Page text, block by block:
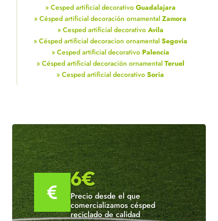
» Cesped artificial decorativo Guadalajara
» Césped artificial decoración ornamentalZamora
» Cesped artificial decorativo Avila
» Césped artificial decoracion ornamental Segovia
» Cesped artificial decorativo Palencia
» Césped artificial decoración ornamental Teruel
» Cesped artificial decorativoSoria

6€
Precio desde el que
comercializamos césped
reciclado de calidad